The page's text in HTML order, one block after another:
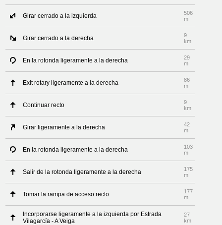
Girar cerrado a la izquierda
506
m
Girar cerrado a la derecha
9
km
En la rotonda ligeramente a la derecha
29
m
Exit rotary ligeramente a la derecha
86
m
Continuar recto
9
km
Girar ligeramente a la derecha
42
m
En la rotonda ligeramente a la derecha
103
m
Salir de la rotonda ligeramente a la derecha
175
m
Tomar la rampa de acceso recto
177
m
Incorporarse ligeramente a la izquierda por Estrada
Vilagarcía - A Veiga
27
km